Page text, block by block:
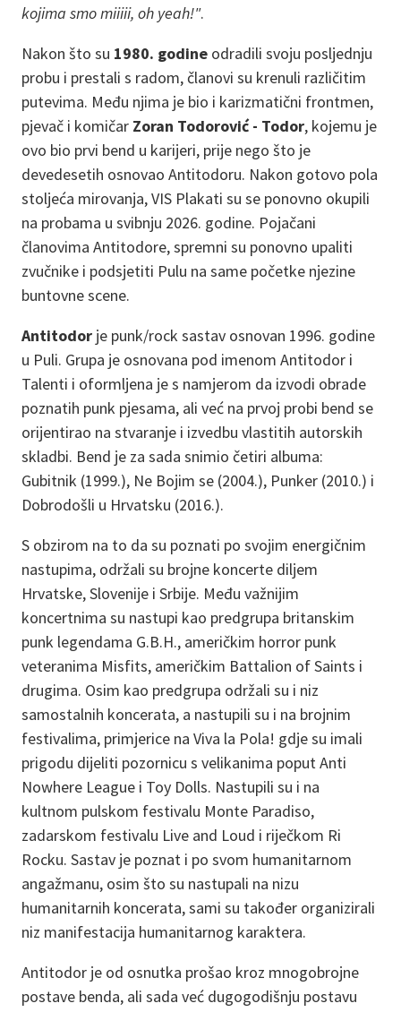
kojima smo miiiii, oh yeah!".
Nakon što su 1980. godine odradili svoju posljednju
probu i prestali s radom, članovi su krenuli različitim
putevima. Među njima je bio i karizmatični frontmen,
pjevač i komičar Zoran Todorović - Todor, kojemu je
ovo bio prvi bend u karijeri, prije nego što je
devedesetih osnovao Antitodoru. Nakon gotovo pola
stoljeća mirovanja, VIS Plakati su se ponovno okupili
na probama u svibnju 2026. godine. Pojačani
članovima Antitodore, spremni su ponovno upaliti
zvučnike i podsjetiti Pulu na same početke njezine
buntovne scene.
Antitodor je punk/rock sastav osnovan 1996. godine
u Puli. Grupa je osnovana pod imenom Antitodor i
Talenti i oformljena je s namjerom da izvodi obrade
poznatih punk pjesama, ali već na prvoj probi bend se
orijentirao na stvaranje i izvedbu vlastitih autorskih
skladbi. Bend je za sada snimio četiri albuma:
Gubitnik (1999.), Ne Bojim se (2004.), Punker (2010.) i
Dobrodošli u Hrvatsku (2016.).
S obzirom na to da su poznati po svojim energičnim
nastupima, održali su brojne koncerte diljem
Hrvatske, Slovenije i Srbije. Među važnijim
koncertnima su nastupi kao predgrupa britanskim
punk legendama G.B.H., američkim horror punk
veteranima Misfits, američkim Battalion of Saints i
drugima. Osim kao predgrupa održali su i niz
samostalnih koncerata, a nastupili su i na brojnim
festivalima, primjerice na Viva la Pola! gdje su imali
prigodu dijeliti pozornicu s velikanima poput Anti
Nowhere League i Toy Dolls. Nastupili su i na
kultnom pulskom festivalu Monte Paradiso,
zadarskom festivalu Live and Loud i riječkom Ri
Rocku. Sastav je poznat i po svom humanitarnom
angažmanu, osim što su nastupali na nizu
humanitarnih koncerata, sami su također organizirali
niz manifestacija humanitarnog karaktera.
Antitodor je od osnutka prošao kroz mnogobrojne
postave benda, ali sada već dugogodišnju postavu